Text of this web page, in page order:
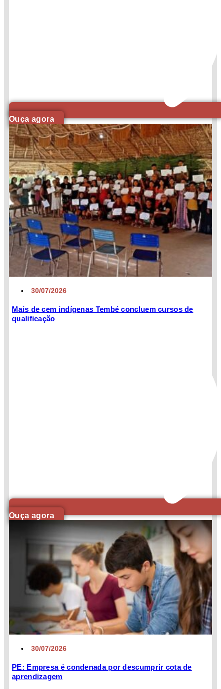
Ouça agora
30/07/2026
Mais de cem indígenas Tembé concluem cursos de
qualificação
Ouça agora
30/07/2026
PE: Empresa é condenada por descumprir cota de
aprendizagem